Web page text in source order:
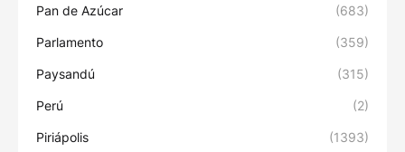
Pan de Azúcar (683)
Parlamento (359)
Paysandú (315)
Perú (2)
Piriápolis (1393)